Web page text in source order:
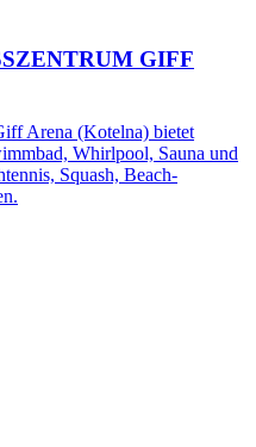
GIFF
Arena (Kotelna) bietet
Whirlpool, Sauna und
Squash, Beach-